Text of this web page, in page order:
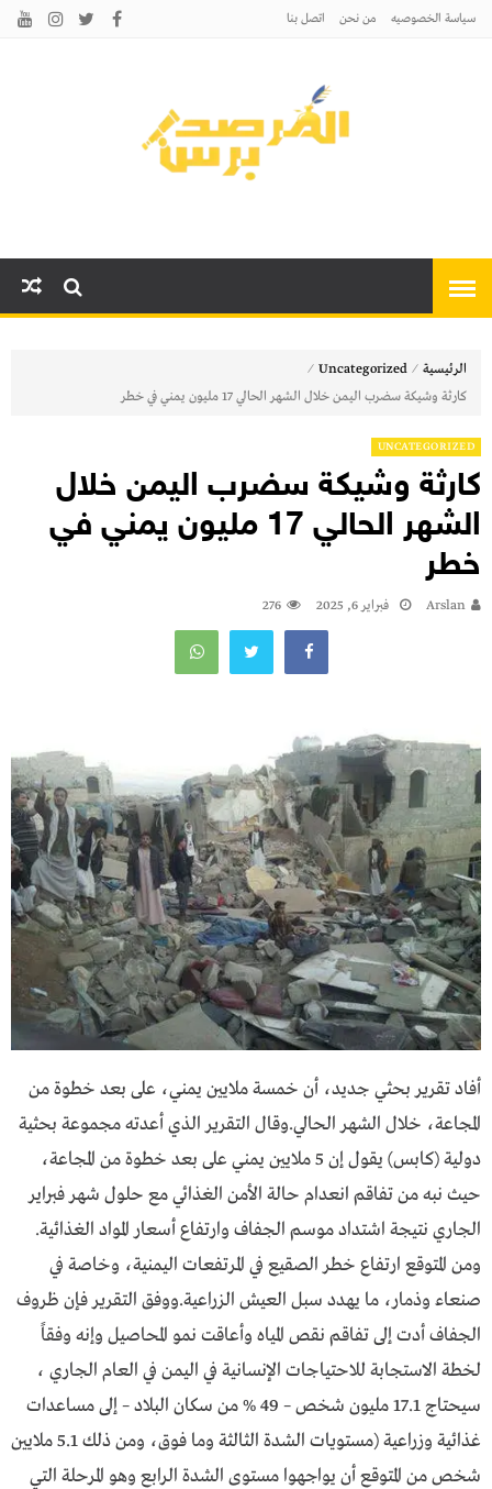
سياسة الخصوصيه من نحن اتصل بنا
الرئيسية ⁄
Uncategorized
⁄
كارثة وشيكة سضرب اليمن خلال الشهر الحالي 17 مليون يمني في خطر
UNCATEGORIZED
كارثة وشيكة سضرب اليمن خلال
الشهر الحالي 17 مليون يمني في
خطر
Arslan فبراير 6, 2025 276
أفاد تقرير بحثي جديد، أن خمسة ملايين يمني، على بعد خطوة من
المجاعة، خلال الشهر الحالي.وقال التقرير الذي أعدته مجموعة بحثية
دولية (كابس) يقول إن 5 ملايين يمني على بعد خطوة من المجاعة،
حيث نبه من تفاقم انعدام حالة الأمن الغذائي مع حلول شهر فبراير
الجاري نتيجة اشتداد موسم الجفاف وارتفاع أسعار المواد الغذائية.
ومن المتوقع ارتفاع خطر الصقيع في المرتفعات اليمنية، وخاصة في
صنعاء وذمار، ما يهدد سبل العيش الزراعية.ووفق التقرير فإن ظروف
الجفاف أدت إلى تفاقم نقص المياه وأعاقت نمو المحاصيل وإنه وفقاً
لخطة الاستجابة للاحتياجات الإنسانية في اليمن في العام الجاري ،
سيحتاج 17.1 مليون شخص – 49 % من سكان البلاد – إلى مساعدات
غذائية وزراعية (مستويات الشدة الثالثة وما فوق، ومن ذلك 5.1 ملايين
شخص من المتوقع أن يواجهوا مستوى الشدة الرابع وهو المرحلة التي